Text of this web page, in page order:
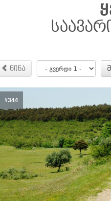
წინა
#344